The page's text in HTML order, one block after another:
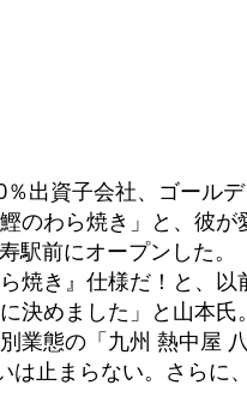
出資子会社、ゴール
のわら焼き」と、彼が
前にオープンした。
焼き』仕様だ！と、以
決めました」と山本
業態の「九州 熱中屋
は止まらない。さらに